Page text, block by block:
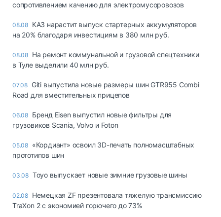
сопротивлением качению для электромусоровозов
08.08 КАЗ нарастит выпуск стартерных аккумуляторов
на 20% благодаря инвестициям в 380 млн руб.
08.08 На ремонт коммунальной и грузовой спецтехники
в Туле выделили 40 млн руб.
07.08 Giti выпустила новые размеры шин GTR955 Combi
Road для вместительных прицепов
06.08 Бренд Eisen выпустил новые фильтры для
грузовиков Scania, Volvo и Foton
05.08 «Кордиант» освоил 3D-печать полномасштабных
прототипов шин
03.08 Toyo выпускает новые зимние грузовые шины
02.08 Немецкая ZF презентовала тяжелую трансмиссию
TraXon 2 с экономией горючего до 73%